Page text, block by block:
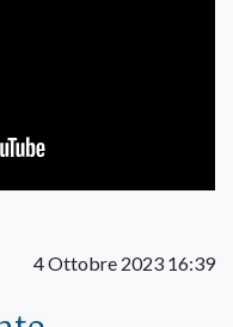
4 Ottobre 2023 16:39